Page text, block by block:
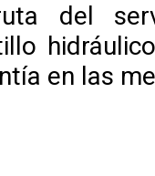
del
en las